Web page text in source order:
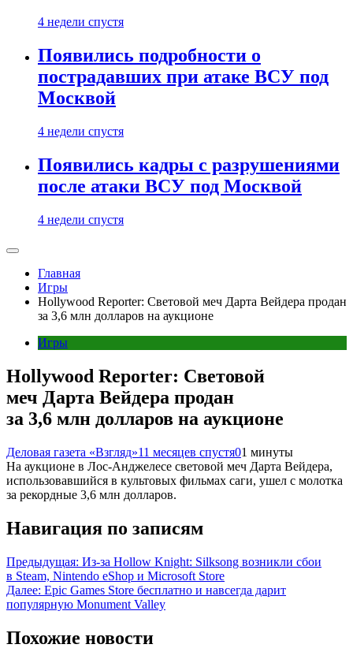
4 недели спустя
Появились подробности о
пострадавших при атаке ВСУ под
Москвой
4 недели спустя
Появились кадры с разрушениями
после атаки ВСУ под Москвой
4 недели спустя
Главная
Игры
Hollywood Reporter: Световой меч Дарта Вейдера продан
за 3,6 млн долларов на аукционе
Игры
Hollywood Reporter: Световой
меч Дарта Вейдера продан
за 3,6 млн долларов на аукционе
Деловая газета «Взгляд»11 месяцев спустя01 минуты
На аукционе в Лос-Анджелесе световой меч Дарта Вейдера,
использовавшийся в культовых фильмах саги, ушел с молотка
за рекордные 3,6 млн долларов.
Навигация по записям
Предыдущая: Из-за Hollow Knight: Silksong возникли сбои
в Steam, Nintendo eShop и Microsoft Store
Далее: Epic Games Store бесплатно и навсегда дарит
популярную Monument Valley
Похожие новости